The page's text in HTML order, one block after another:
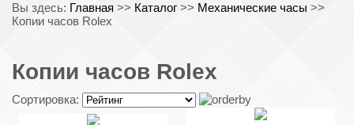
Вы здесь: Главная >> Каталог >> Механические часы >>
Копии часов Rolex
Копии часов Rolex
Сортировка: